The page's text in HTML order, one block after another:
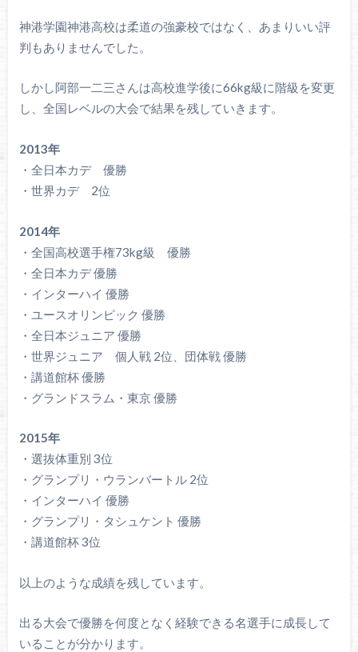
神港学園神港高校は柔道の強豪校ではなく、あまりいい評
判もありませんでした。
しかし阿部一二三さんは高校進学後に66kg級に階級を変更
し、全国レベルの大会で結果を残していきます。
2013年
・全日本カデ 優勝
・世界カデ 2位
2014年
・全国高校選手権73kg級 優勝
・全日本カデ 優勝
・インターハイ 優勝
・ユースオリンピック 優勝
・全日本ジュニア 優勝
・世界ジュニア 個人戦 2位、団体戦 優勝
・講道館杯 優勝
・グランドスラム・東京 優勝
2015年
・選抜体重別 3位
・グランプリ・ウランバートル 2位
・インターハイ 優勝
・グランプリ・タシュケント 優勝
・講道館杯 3位
以上のような成績を残しています。
出る大会で優勝を何度となく経験できる名選手に成長して
いることが分かります。